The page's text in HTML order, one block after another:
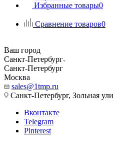
Избранные товары0
Сравнение товаров0
Ваш город
Санкт-Петербург
Санкт-Петербург
Москва
sales@1tmp.ru
Санкт-Петербург, Зольная
Вконтакте
Telegram
Pinterest